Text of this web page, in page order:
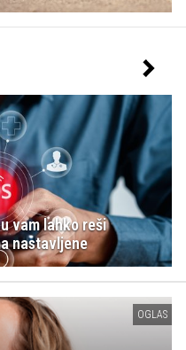
vam lahko reši
nastavljene
OGLAS